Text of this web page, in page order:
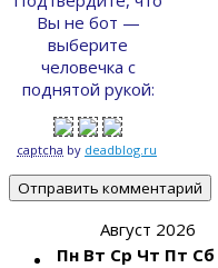
Вы не бот —
выберите
человечка с
поднятой рукой:
captcha by deadblog.ru
Август 2026
Пн Вт Ср Чт Пт Сб